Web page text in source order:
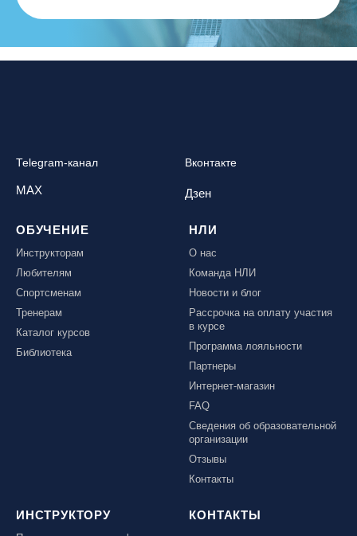
Telegram-канал Вконтакте
MAX Дзен
ОБУЧЕНИЕ
Инструкторам
Любителям
Спортсменам
Тренерам
Каталог курсов
Библиотека
НЛИ
О нас
Команда НЛИ
Новости и блог
Рассрочка на оплату участия
в курсе
Программа лояльности
Партнеры
Интернет-магазин
FAQ
Сведения об образовательной
организации
Отзывы
Контакты
ИНСТРУКТОРУ КОНТАКТЫ